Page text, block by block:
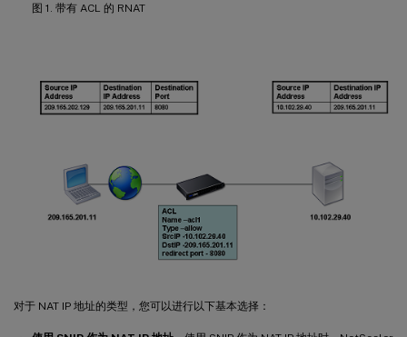
图 1. 带有 ACL 的 RNAT
对于 NAT IP 地址的类型，您可以进行以下基本选择：